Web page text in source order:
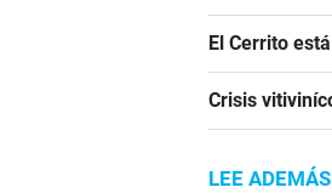
El Cerrito
Crisis
LEE ADEMÁS